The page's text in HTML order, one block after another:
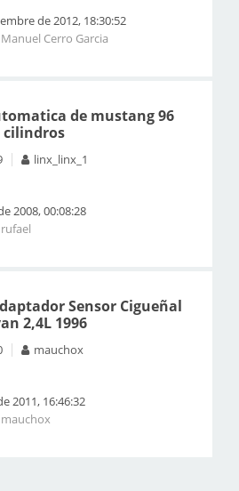
de 2012, 18:30:52
Manuel Cerro Garcia
de mustang 96
cilindros
linx_linx_1
2008, 00:08:28
rufael
Sensor Cigueñal
2,4L 1996
mauchox
2011, 16:46:32
mauchox